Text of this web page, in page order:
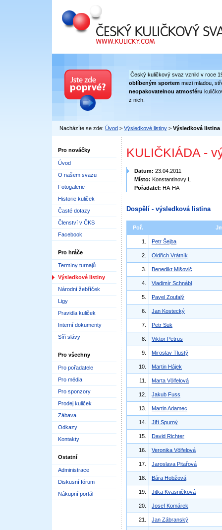
Český kuličkový svaz
Český kuličkový svaz vznikl v roce
oblíbeným sportem mezi mladou,
neopakovatelnou atmosféru
z nich.
Nacházíte se zde: Úvod > Výsledkové listiny > Výsledková listina
Pro nováčky
Úvod
O našem svazu
Fotogalerie
Historie kuliček
Časté dotazy
Členství v ČKS
Facebook
Pro hráče
Termíny turnajů
Výsledkové listiny
Národní žebříček
Ligy
Pravidla kuliček
Interní dokumenty
Síň slávy
Pro všechny
Pro pořadatele
Pro média
Pro sponzory
Prodej kuliček
Zábava
Odkazy
Kontakty
Ostatní
Administrace
Diskusní fórum
Nákupní portál
KULIČKIÁDA -
Datum: 23.04.2011
Místo: Konstantinovy L
Pořadatel: HA-HA
Dospělí - výsledková listina
Poř.
1. Petr Šejba
2. Oldřich Vrátník
3. Benedikt Mišovič
4. Vladimír Schnábl
5. Pavel Zoufalý
6. Jan Kostecký
7. Petr Suk
8. Viktor Petrus
9. Miroslav Tlustý
10. Martin Hájek
11. Marta Völfelová
12. Jakub Fuss
13. Martin Adamec
14. Jiří Spurný
15. David Richter
16. Veronika Völfelová
17. Jaroslava Pitařová
18. Bára Hobžová
19. Jitka Kvasničková
20. Josef Komárek
21. Jan Zábranský